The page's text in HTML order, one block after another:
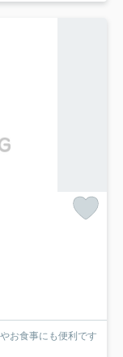
お食事にも便利です